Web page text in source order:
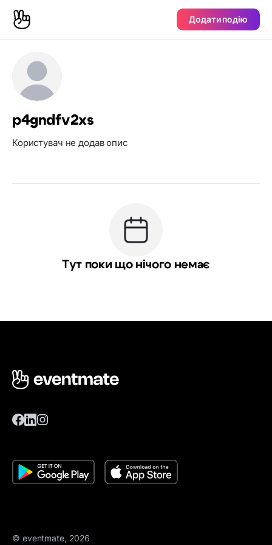
Додати подію
p4gndfv2xs
Користувач не додав опис
Тут поки що нічого немає
© eventmate, 2026